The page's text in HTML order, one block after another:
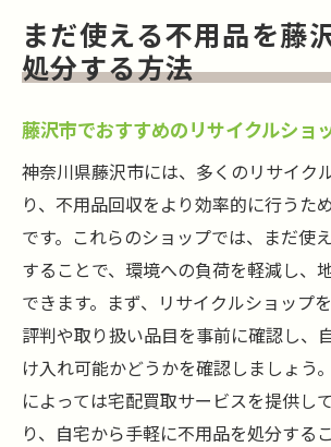
答
藤沢市での不用品回収に関
不用品回収手続きの流れと
不用品回収の申請方法と期
不用品回収の際に気をつけ
配慮
藤沢市での不用品回収に関
入手方法
まだ使える不用品を藤
処分する方法
藤沢市でおすすめのリサイクルショ
神奈川県藤沢市には、多くのリサイク
り、不用品回収をより効率的に行うた
です。これらのショップでは、まだ使
することで、環境への負荷を軽減し、
できます。まず、リサイクルショップ
評判や取り扱い品目を事前に確認し、
け入れ可能かどうかを確認しましょう
によっては宅配買取サービスを提供し
り、自宅から手軽に不用品を処分する